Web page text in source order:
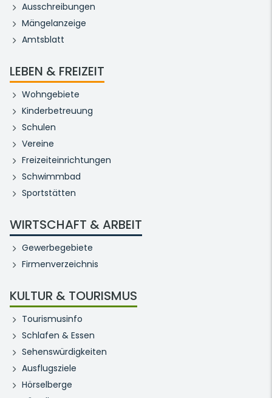
Ausschreibungen
Mängelanzeige
Amtsblatt
LEBEN & FREIZEIT
Wohngebiete
Kinderbetreuung
Schulen
Vereine
Freizeiteinrichtungen
Schwimmbad
Sportstätten
WIRTSCHAFT & ARBEIT
Gewerbegebiete
Firmenverzeichnis
KULTUR & TOURISMUS
Tourismusinfo
Schlafen & Essen
Sehenswürdigkeiten
Ausflugsziele
Hörselberge